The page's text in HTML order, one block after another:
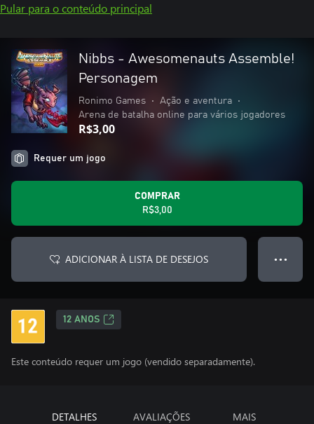
Pular para o conteúdo principal
Nibbs - Awesomenauts Assemble!
Personagem
Ronimo Games • Ação e aventura
•
Arena de batalha online para vários jogadores
R$3,00
Requer um jogo
COMPRAR
R$3,00
ADICIONAR À LISTA DE DESEJOS ● ● ●
12 ANOS
Este conteúdo requer um jogo (vendido separadamente).
DETALHES AVALIAÇÕES MAIS